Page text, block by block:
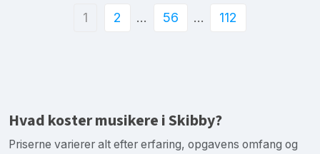
1 2 … 56 … 112
Hvad koster musikere i Skibby?
Priserne varierer alt efter erfaring, opgavens omfang og